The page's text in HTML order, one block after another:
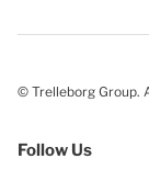
© Trelleborg Group.
Follow Us